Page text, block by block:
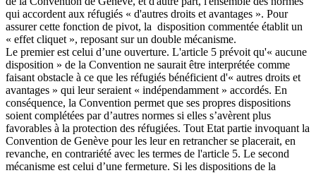
qui accordent aux réfugiés « d'autres droits et avantages ». Pour
assurer cette fonction de pivot, la disposition commentée établit un
« effet cliquet », reposant sur un double mécanisme.
Le premier est celui d’une ouverture. L'article 5 prévoit qu'« aucune
disposition » de la Convention ne saurait être interprétée comme
faisant obstacle à ce que les réfugiés bénéficient d'« autres droits et
avantages » qui leur seraient « indépendamment » accordés. En
conséquence, la Convention permet que ses propres dispositions
soient complétées par d’autres normes si elles s’avèrent plus
favorables à la protection des réfugiées. Tout Etat partie invoquant la
Convention de Genève pour les leur en retrancher se placerait, en
revanche, en contrariété avec les termes de l'article 5. Le second
mécanisme est celui d’une fermeture. Si les dispositions de la